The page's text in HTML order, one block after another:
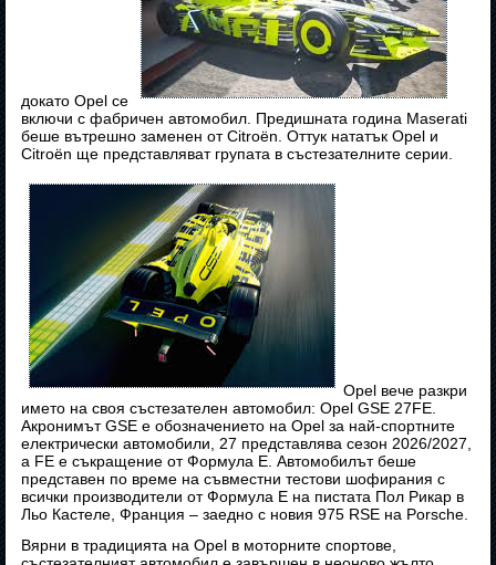
докато Opel се
включи с фабричен автомобил. Предишната година Maserati
беше вътрешно заменен от Citroën. Оттук нататък Opel и
Citroën ще представляват групата в състезателните серии.
Opel вече разкри
името на своя състезателен автомобил: Opel GSE 27FE.
Акронимът GSE е обозначението на Opel за най-спортните
електрически автомобили, 27 представлява сезон 2026/2027,
а FE е съкращение от Формула E. Автомобилът беше
представен по време на съвместни тестови шофирания с
всички производители от Формула E на пистата Пол Рикар в
Льо Кастеле, Франция – заедно с новия 975 RSE на Porsche.
Вярни в традицията на Opel в моторните спортове,